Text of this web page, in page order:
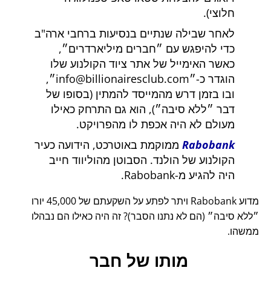
חלוצי).
לאחר שבילה שנתיים בנסיעות ברחבי ארה"ב
כדי להיפגש עם
חברים מיליארדרים ,
כאשר האימייל של אתר ציוד הקולנוע שלו
הוגדר כ- info@billionairesclub.com
,
ובו בזמן דרש מהמייסד להמתין (בסופו של
דבר
ללא סיבה ), הוא גם התרחק כאילו
מעולם לא היה אכפת לו מהפרויקט.
Rabobank ממוקמת באוטרכט, הידועה כעיר
הקולנוע של הולנד. הסבוטן מהוליווד חייב
היה להגיע מ-Rabobank.
מדוע Rabobank ויתר לפתע על השקעתם של 45,000 יורו
ללא סיבה
(הם לא נתנו הסבר)? זה היה כאילו הם נבהלו
ממשהו.
מותו של חבר